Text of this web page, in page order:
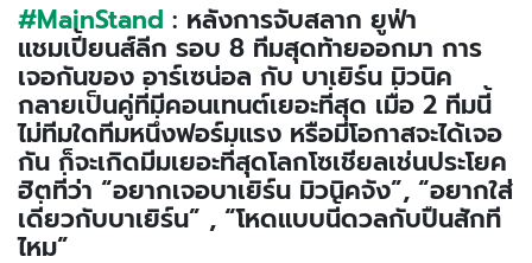
#MainStand : หลังการจับสลาก ยูฟ่า
แชมเปี้ยนส์ลีก รอบ 8 ทีมสุดท้ายออกมา การ
เจอกันของ อาร์เซน่อล กับ บาเยิร์น มิวนิค
กลายเป็นคู่ที่มีคอนเทนต์เยอะที่สุด เมื่อ 2 ทีมนี้
ไม่ทีมใดทีมหนึ่งฟอร์มแรง หรือมีโอกาสจะได้เจอ
กัน ก็จะเกิดมีมเยอะที่สุดโลกโซเชียลเช่นประโยค
ฮิตที่ว่า “อยากเจอบาเยิร์น มิวนิคจัง”, “อยากใส่
เดี่ยวกับบาเยิร์น” , “โหดแบบนี้ดวลกับปืนสักที
ไหม”